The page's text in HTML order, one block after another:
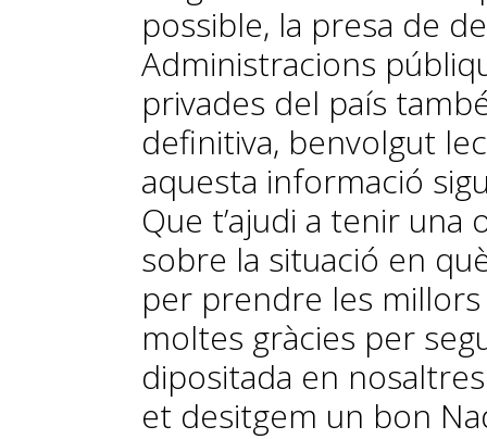
possible, la presa de
Administracions
privades del país
definitiva, benvolgut
aquesta informació
Que t’ajudi a tenir
sobre la situació en
per prendre les
moltes gràcies per
dipositada en
et desitgem un bon